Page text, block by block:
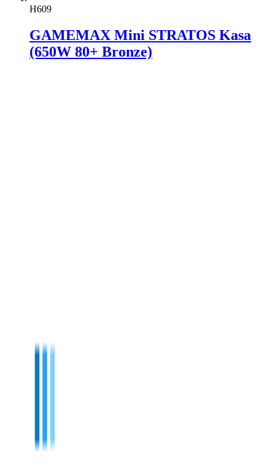
H609
GAMEMAX Mini STRATOS Kasa
(650W 80+ Bronze)